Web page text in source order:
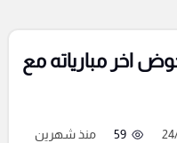
اخر مبارياته مع
59 منذ شهرين